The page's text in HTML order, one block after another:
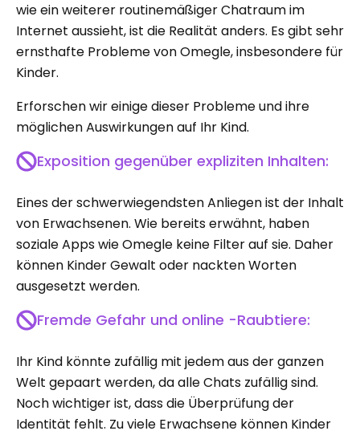
wie ein weiterer routinemäßiger Chatraum im
Internet aussieht, ist die Realität anders. Es gibt sehr
ernsthafte Probleme von Omegle, insbesondere für
Kinder.
Erforschen wir einige dieser Probleme und ihre
möglichen Auswirkungen auf Ihr Kind.
Exposition gegenüber expliziten Inhalten:
Eines der schwerwiegendsten Anliegen ist der Inhalt
von Erwachsenen. Wie bereits erwähnt, haben
soziale Apps wie Omegle keine Filter auf sie. Daher
können Kinder Gewalt oder nackten Worten
ausgesetzt werden.
Fremde Gefahr und online -Raubtiere:
Ihr Kind könnte zufällig mit jedem aus der ganzen
Welt gepaart werden, da alle Chats zufällig sind.
Noch wichtiger ist, dass die Überprüfung der
Identität fehlt. Zu viele Erwachsene können Kinder